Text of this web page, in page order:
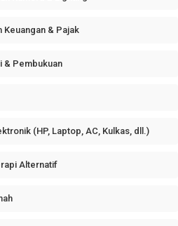
& Pajak
& Pembukuan
(HP, Laptop, AC, Kulkas, dll.)
Alternatif